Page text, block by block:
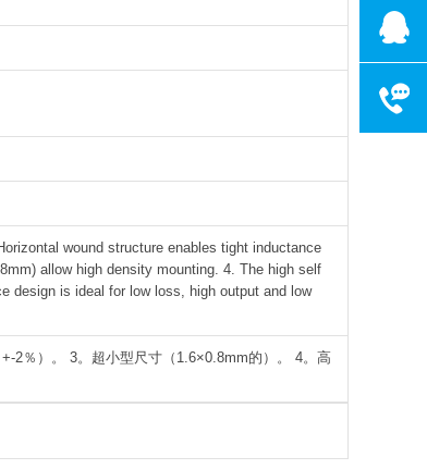
wound structure enables tight inductance
allow high density mounting. 4. The high self
design is ideal for low loss, high output and low
2％）。 3。超小型尺寸（1.6×0.8mm的）。 4。高
客服电话
工作时间: